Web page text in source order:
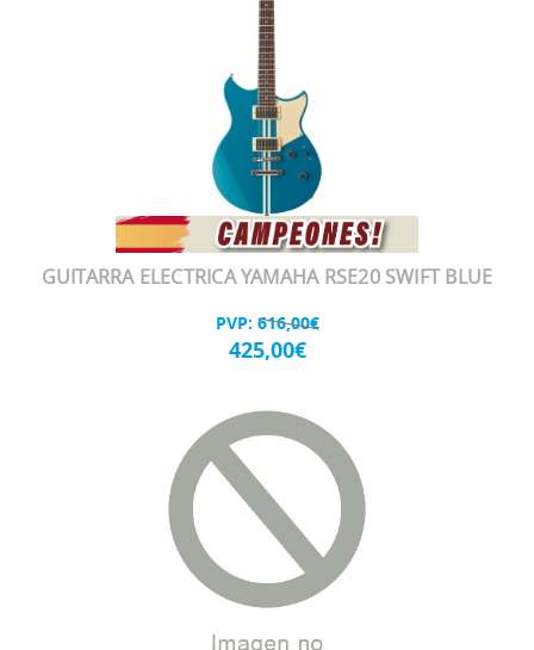
GUITARRA ELECTRICA YAMAHA RSE20 SWIFT BLUE
PVP: 616,00€
425,00€